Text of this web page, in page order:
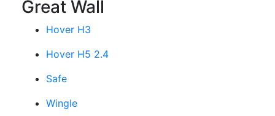
Great Wall
Hover H3
Hover H5 2.4
Safe
Wingle